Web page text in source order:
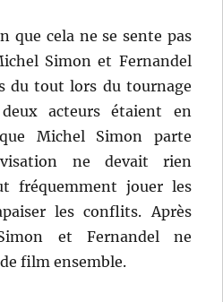
que cela ne se sente pas
Simon et Fernandel
du tout lors du tournage
acteurs étaient en
Michel Simon parte
ne devait rien
fréquemment jouer les
les conflits. Après
et Fernandel ne
film ensemble.